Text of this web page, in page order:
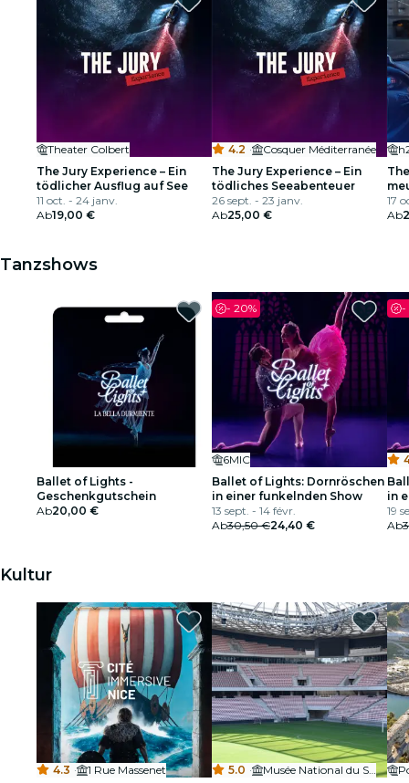
Theater Colbert
The Jury Experience – Ein
tödlicher Ausflug auf See
11 oct. - 24 janv.
Ab19,00 €
4.2 ·
Cosquer Méditerranée
The Jury Experience – Ein
tödliches Seeabenteuer
26 sept. - 23 janv.
Ab25,00 €
17
Ab
Tanzshows
Ballet of Lights -
Geschenkgutschein
Ab20,00 €
- 20%
6MIC
Ballet of Lights: Dornröschen
in einer funkelnden Show
13 sept. - 14 févr.
Ab30,50 €24,40 €
-
in
19
Ab
Kultur
4.3 ·
1 Rue Massenet
5.0 ·
Musée National du Sport